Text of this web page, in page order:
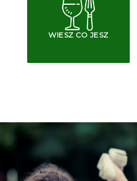
WIESZ CO JESZ